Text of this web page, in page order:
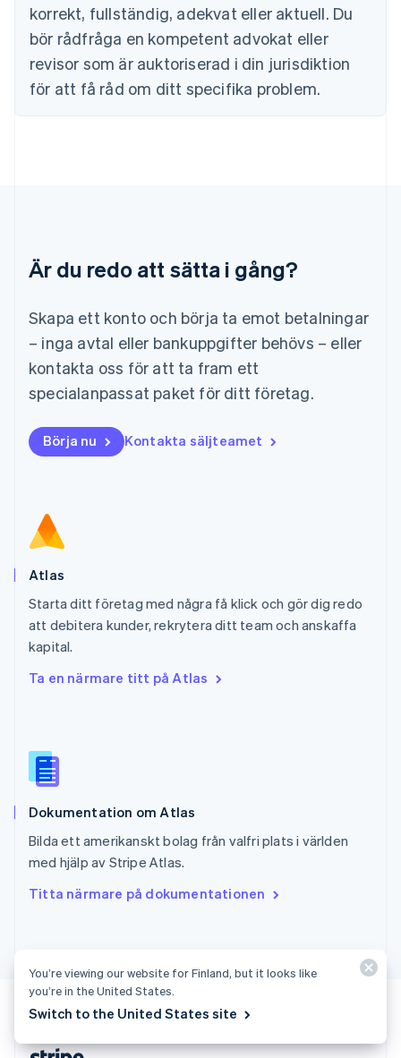
korrekt, fullständig, adekvat eller aktuell. Du
bör rådfråga en kompetent advokat eller
revisor som är auktoriserad i din jurisdiktion
för att få råd om ditt specifika problem.
Är du redo att sätta i gång?
Skapa ett konto och börja ta emot betalningar
– inga avtal eller bankuppgifter behövs – eller
kontakta oss för att ta fram ett
specialanpassat paket för ditt företag.
Börja nu Kontakta säljteamet
Atlas
Starta ditt företag med några få klick och gör dig redo
att debitera kunder, rekrytera ditt team och anskaffa
kapital.
Ta en närmare titt på Atlas
Dokumentation om Atlas
Bilda ett amerikanskt bolag från valfri plats i världen
med hjälp av Stripe Atlas.
Titta närmare på dokumentationen
Japan
Kanada
EnglishFrançais
Kroatien
EnglishItaliano
Lettland
Malaysia
English
Mexiko
Nederländerna
NederlandsEnglish
English
Nya Zeeland
Português
Rumänien
English
DeutschFrançaisItalianoEnglish
Singapore
English
English
Español
Storbritannien
Sverige
Thailand
ไทยEnglish
English
English
USA
English Español简体中文
DeutschEnglish
You’re viewing our website for Finland, but it looks like
you’re in the United States.
Switch to the United States site